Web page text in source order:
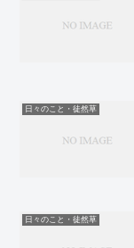
日々のこと・徒然草
日々のこと・徒然草